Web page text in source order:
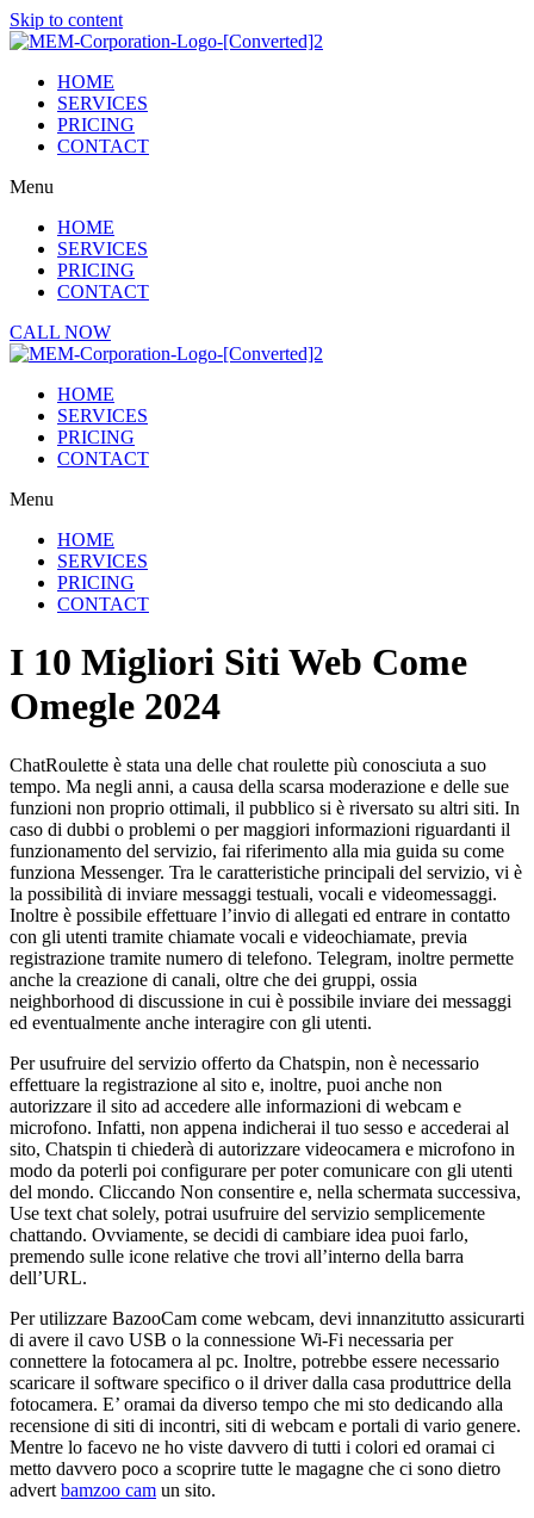
Skip to content
HOME
SERVICES
PRICING
CONTACT
Menu
HOME
SERVICES
PRICING
CONTACT
CALL NOW
HOME
SERVICES
PRICING
CONTACT
Menu
HOME
SERVICES
PRICING
CONTACT
I 10 Migliori Siti Web Come
Omegle 2024
ChatRoulette è stata una delle chat roulette più conosciuta a suo
tempo. Ma negli anni, a causa della scarsa moderazione e delle sue
funzioni non proprio ottimali, il pubblico si è riversato su altri siti. In
caso di dubbi o problemi o per maggiori informazioni riguardanti il
funzionamento del servizio, fai riferimento alla mia guida su come
funziona Messenger. Tra le caratteristiche principali del servizio, vi è
la possibilità di inviare messaggi testuali, vocali e videomessaggi.
Inoltre è possibile effettuare l’invio di allegati ed entrare in contatto
con gli utenti tramite chiamate vocali e videochiamate, previa
registrazione tramite numero di telefono. Telegram, inoltre permette
anche la creazione di canali, oltre che dei gruppi, ossia
neighborhood di discussione in cui è possibile inviare dei messaggi
ed eventualmente anche interagire con gli utenti.
Per usufruire del servizio offerto da Chatspin, non è necessario
effettuare la registrazione al sito e, inoltre, puoi anche non
autorizzare il sito ad accedere alle informazioni di webcam e
microfono. Infatti, non appena indicherai il tuo sesso e accederai al
sito, Chatspin ti chiederà di autorizzare videocamera e microfono in
modo da poterli poi configurare per poter comunicare con gli utenti
del mondo. Cliccando Non consentire e, nella schermata successiva,
Use text chat solely, potrai usufruire del servizio semplicemente
chattando. Ovviamente, se decidi di cambiare idea puoi farlo,
premendo sulle icone relative che trovi all’interno della barra
dell’URL.
Per utilizzare BazooCam come webcam, devi innanzitutto assicurarti
di avere il cavo USB o la connessione Wi-Fi necessaria per
connettere la fotocamera al pc. Inoltre, potrebbe essere necessario
scaricare il software specifico o il driver dalla casa produttrice della
fotocamera. E’ oramai da diverso tempo che mi sto dedicando alla
recensione di siti di incontri, siti di webcam e portali di vario genere.
Mentre lo facevo ne ho viste davvero di tutti i colori ed oramai ci
metto davvero poco a scoprire tutte le magagne che ci sono dietro
advert bamzoo cam un sito.